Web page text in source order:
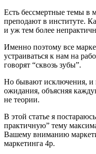
Есть бессмертные темы в
преподают в институте.
и уж тем более
Именно поэтому все
устраиваться к нам на
говорят “сквозь зубы”.
Но бывают исключения, и
ожидания, объясняя
не теории.
В этой статье я
практичную” тему
Вашему вниманию
маркетинга 4р.